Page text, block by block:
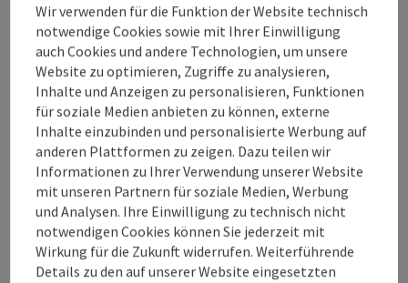
Hauer, Dorfmetzgerei & Imbiss
Perwang am Grabensee
Buffet / Imbiss / Fastfood
Qualität und Genuss
Öffnungszeiten
MOMontag geöffnet
DIDienstag geöffnet
MIMittwoch geöffnet
DODonnerstag geöffnet
FRFreitag geöffnet
SOSonntag geöffnet
FEFeiertag geöffnet
Wir verwenden für die Funktion der Website technisch
notwendige Cookies sowie mit Ihrer Einwilligung
auch Cookies und andere Technologien, um unsere
Website zu optimieren, Zugriffe zu analysieren,
Inhalte und Anzeigen zu personalisieren, Funktionen
für soziale Medien anbieten zu können, externe
Inhalte einzubinden und personalisierte Werbung auf
anderen Plattformen zu zeigen. Dazu teilen wir
Informationen zu Ihrer Verwendung unserer Website
mit unseren Partnern für soziale Medien, Werbung
und Analysen. Ihre Einwilligung zu technisch nicht
notwendigen Cookies können Sie jederzeit mit
Wirkung für die Zukunft widerrufen. Weiterführende
Details zu den auf unserer Website eingesetzten